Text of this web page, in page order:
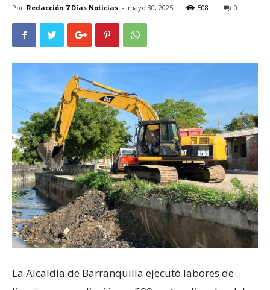
Por Redacción 7 Días Noticias - mayo 30, 2025 508 0
La Alcaldía de Barranquilla ejecutó labores de